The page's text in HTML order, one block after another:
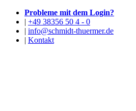
Probleme mit dem Login?
| +49 38356 50 4 - 0
| info@schmidt-thuermer.de
| Kontakt